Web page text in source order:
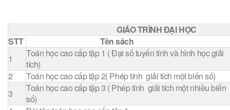
GIÁO TRÌNH ĐẠI HỌC
STT
Tên sách
1
Toán học cao cấp tập 1 ( Đại số tuyến tính và hình học giải
tích)
2
Toán học cao cấp tập 2( Phép tính giải tích một biến số)
3
Toán học cao cấp tập 3 ( Phép tính giải tích một nhiều biến
số)